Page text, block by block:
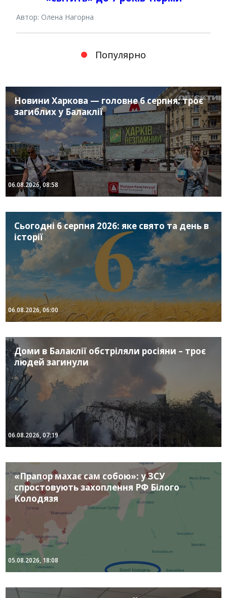
Автор: Олена Нагорна
Популярно
Новини Харкова — головне 6 серпня: троє
загиблих у Балаклії
06.08.2026, 08:58
Сьогодні 6 серпня 2026: яке свято та день в
історії
06.08.2026, 06:00
Доми в Балаклії обстріляли росіяни – троє
людей загинули
06.08.2026, 07:19
«Прапор махає сам собою»: у ЗСУ
спростовують захоплення РФ Білого
Колодязя
05.08.2026, 18:08